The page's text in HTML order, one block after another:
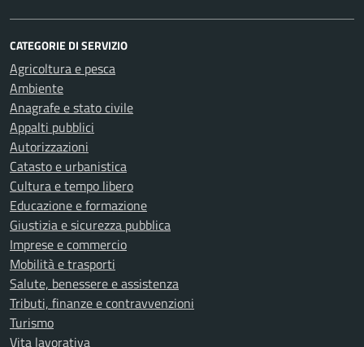
CATEGORIE DI SERVIZIO
Agricoltura e pesca
Ambiente
Anagrafe e stato civile
Appalti pubblici
Autorizzazioni
Catasto e urbanistica
Cultura e tempo libero
Educazione e formazione
Giustizia e sicurezza pubblica
Imprese e commercio
Mobilità e trasporti
Salute, benessere e assistenza
Tributi, finanze e contravvenzioni
Turismo
Vita lavorativa